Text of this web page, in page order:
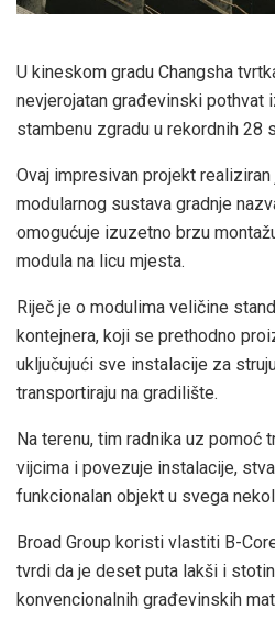
U kineskom gradu Changsha
nevjerojatan građevinski pothvat
stambenu zgradu u rekordnih 28
Ovaj impresivan projekt
modularnog sustava gradnje
omogućuje izuzetno brzu
modula na licu mjesta.
Riječ je o modulima veličine
kontejnera, koji se prethodno
uključujući sve instalacije za
transportiraju na gradilište.
Na terenu, tim radnika uz pomoć
vijcima i povezuje instalacije,
funkcionalan objekt u svega
Broad Group koristi vlastiti B-
tvrdi da je deset puta lakši i
konvencionalnih građevinskih